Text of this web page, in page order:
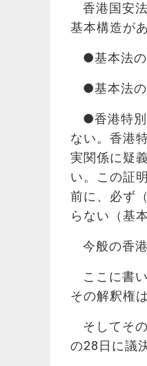
香港国安
基本構造があ
●基本法の
●基本法の
●香港特
ない。香港
実関係に疑
い。この証
前に、必ず
らない（基
今般の香
ここに書
その解釈権
そしてそ
の28日に議